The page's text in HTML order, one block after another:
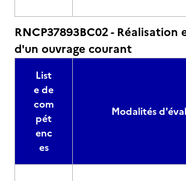
RNCP37893BC02 -
d'un ouvrage courant
List
e de
com
pét
enc
es
Modalités